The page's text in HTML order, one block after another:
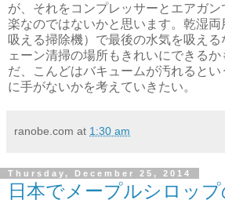
が、それをコンプレッサーとエアガ
楽なのではないかと思います。乾湿
吸える掃除機）で最後の水気を吸え
ェーン清掃の場所もきれいにできる
だ、こんどはバキュームが汚れると
に手がないかを考えていきたい。
ranobe.com at 1:30 am
Thursday, December 25, 2014
日本でメープルシロッ